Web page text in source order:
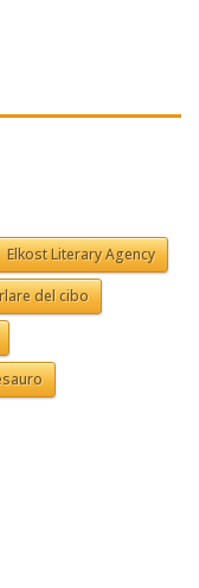
Elkost Literary Agency
del cibo